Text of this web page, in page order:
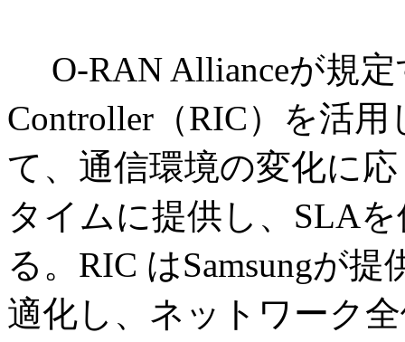
O-RAN Allianceが規定
Controller（RIC）を活
て、通信環境の変化に
タイムに提供し、SLA
る。RIC はSamsungが
適化し、ネットワーク